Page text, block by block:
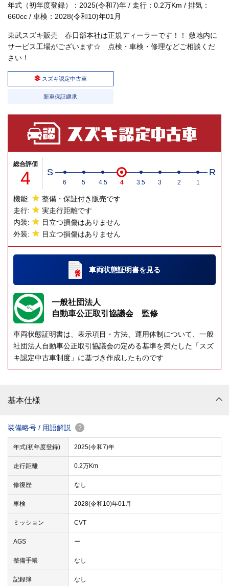
年式（初年度登録）：2025(令和7)年 / 走行：0.2万Km / 排気：
660cc / 車検：2028(令和10)年01月
東武スズキ販売 春日部本社は正規ディーラーです！！ 敷地内に
サービス工場がございます☆ 点検・車検・修理などご相談くだ
さい！
スズキ認定中古車
新車保証継承
総合評価
4 S R
6 5 4.5 4 3.5 3 2 1
機能:
整備・保証付き販売です
走行:
実走行距離です
内装:
目立つ損傷はありません
外装:
目立つ損傷はありません
車両状態証明書を見る
一般社団法人
自動車公正取引協議会 監修
車両状態証明書は、表示項目・方法、運用体制について、一般
社団法人自動車公正取引協議会の定める基準を満たした「スズ
キ認定中古車制度」に基づき作成したものです
基本仕様
装備略号 / 用語解説 ?
年式(初年度登録) 2025(令和7)年
走行距離 0.2万Km
修復歴 なし
車検 2028(令和10)年01月
ミッション CVT
AGS ー
整備手帳 なし
記録簿 なし